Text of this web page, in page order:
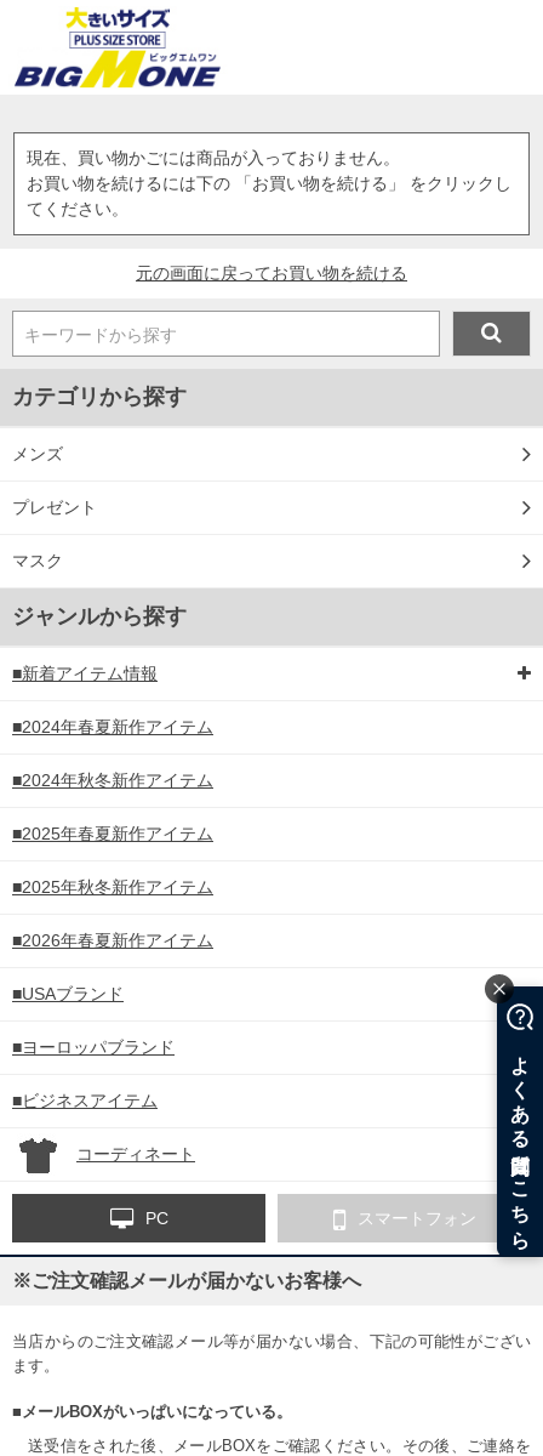
現在、買い物かごには商品が入っておりません。
お買い物を続けるには下の 「お買い物を続ける」 をクリックし
てください。
元の画面に戻ってお買い物を続ける
キーワードから探す
カテゴリから探す
メンズ
プレゼント
マスク
ジャンルから探す
■新着アイテム情報
■2024年春夏新作アイテム
■2024年秋冬新作アイテム
■2025年春夏新作アイテム
■2025年秋冬新作アイテム
■2026年春夏新作アイテム
■USAブランド
■ヨーロッパブランド
■ビジネスアイテム
コーディネート
PC スマートフォン
※ご注文確認メールが届かないお客様へ
当店からのご注文確認メール等が届かない場合、下記の可能性がござい
ます。
■メールBOXがいっぱいになっている。
送受信をされた後、メールBOXをご確認ください。その後、ご連絡を